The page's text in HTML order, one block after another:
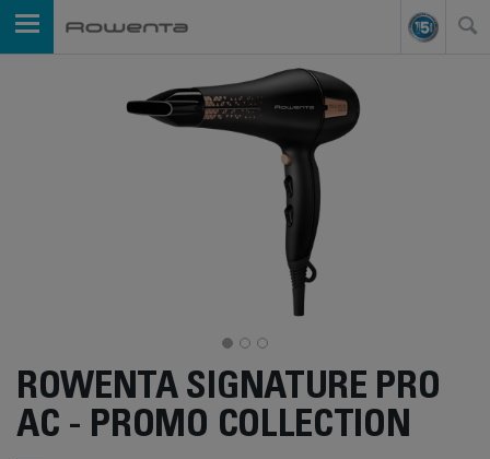
ROWENTA SIGNATURE PRO
AC - PROMO COLLECTION